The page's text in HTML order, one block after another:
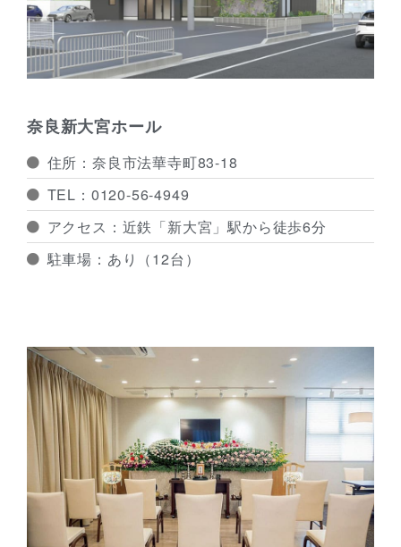
奈良新大宮ホール
住所：奈良市法華寺町83-18
TEL：0120-56-4949
アクセス：近鉄「新大宮」駅から徒歩6分
駐車場：あり（12台）